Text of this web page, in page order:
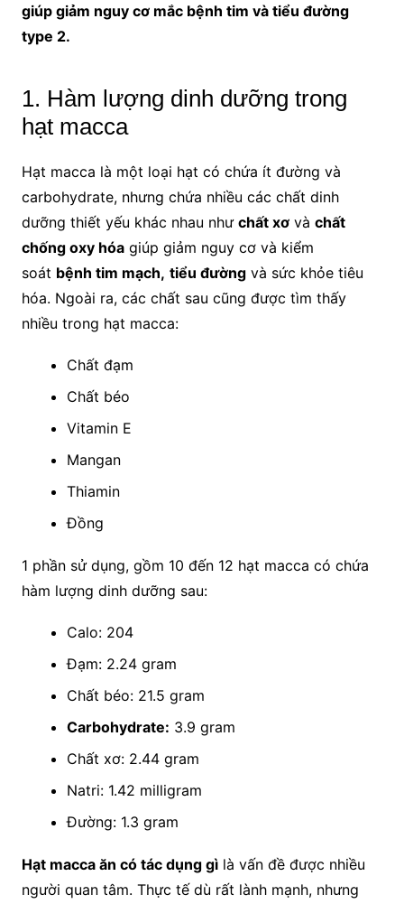
giúp giảm nguy cơ mắc bệnh tim và tiểu đường
type 2.
1. Hàm lượng dinh dưỡng trong
hạt macca
Hạt macca là một loại hạt có chứa ít đường và
carbohydrate, nhưng chứa nhiều các chất dinh
dưỡng thiết yếu khác nhau như chất xơvà chất
chống oxy hóagiúp giảm nguy cơ và kiểm
soát bệnh tim mạch, tiểu đườngvà sức khỏe tiêu
hóa. Ngoài ra, các chất sau cũng được tìm thấy
nhiều trong hạt macca:
Chất đạm
Chất béo
Vitamin E
Mangan
Thiamin
Đồng
1 phần sử dụng, gồm 10 đến 12 hạt macca có chứa
hàm lượng dinh dưỡng sau:
Calo: 204
Đạm: 2.24 gram
Chất béo: 21.5 gram
Carbohydrate: 3.9 gram
Chất xơ: 2.44 gram
Natri: 1.42 milligram
Đường: 1.3 gram
Hạt macca ăn có tác dụng gìlà vấn đề được nhiều
người quan tâm. Thực tế dù rất lành mạnh, nhưng